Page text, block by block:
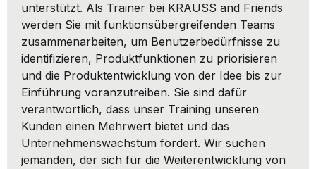
unterstützt. Als Trainer bei KRAUSS and Friends
werden Sie mit funktionsübergreifenden Teams
zusammenarbeiten, um Benutzerbedürfnisse zu
identifizieren, Produktfunktionen zu priorisieren
und die Produktentwicklung von der Idee bis zur
Einführung voranzutreiben. Sie sind dafür
verantwortlich, dass unser Training unseren
Kunden einen Mehrwert bietet und das
Unternehmenswachstum fördert. Wir suchen
jemanden, der sich für die Weiterentwicklung von